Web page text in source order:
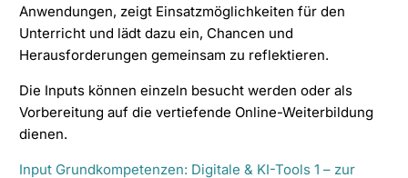
Anwendungen, zeigt Einsatzmöglichkeiten für den
Unterricht und lädt dazu ein, Chancen und
Herausforderungen gemeinsam zu reflektieren.
Die Inputs können einzeln besucht werden oder als
Vorbereitung auf die vertiefende Online-Weiterbildung
dienen.
Input Grundkompetenzen: Digitale & KI-Tools 1 – zur